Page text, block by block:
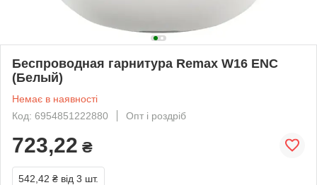
Беспроводная гарнитура Remax W16 ENC
(Белый)
Немає в наявності
Код: 6954851222880
Опт і роздріб
723,22 ₴
542,42 ₴ від 3 шт.